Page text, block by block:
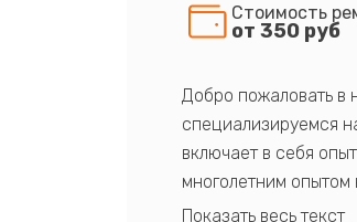
Стоимость
от 350 руб
Добро пожаловать в
специализируемся
включает в себя
многолетним
качественный